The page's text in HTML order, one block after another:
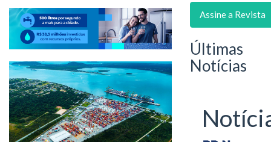
Assine a Revista
Últimas
Notícias